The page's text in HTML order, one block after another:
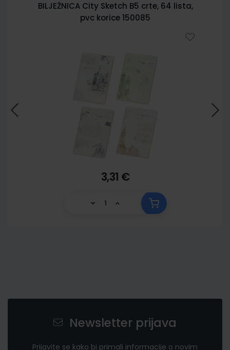
BILJEŽNICA City Sketch B5 crte, 64 lista,
pvc korice 150085
3,31 €
Newsletter prijava
Prijavite se kako bi primali informacije o novim